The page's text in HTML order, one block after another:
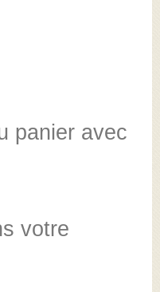
panier avec
votre